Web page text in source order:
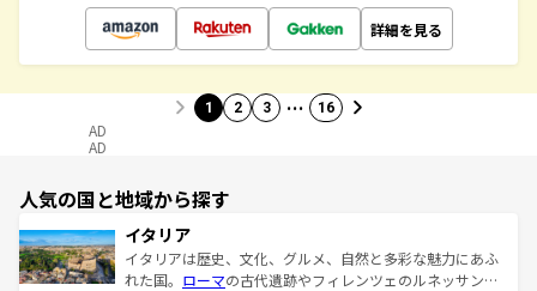
詳細を見る
1 2 3 … 16
AD
AD
人気の国と地域から探す
イタリア
イタリアは歴史、文化、グルメ、自然と多彩な魅力にあふ
れた国。 ローマの古代遺跡やフィレンツェのルネッサンス